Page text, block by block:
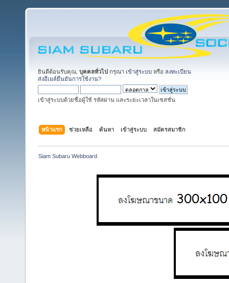
ยินดีต้อนรับคุณ, บุคคลทั่วไป กรุณา เข้าสู่ระบบ หรือ ลงทะเบียน
ส่งอีเมล์ยืนยันการใช้งาน?
เข้าสู่ระบบด้วยชื่อผู้ใช้ รหัสผ่าน และระยะเวลาในเซสชั่น
หน้าแรก ช่วยเหลือ ค้นหา เข้าสู่ระบบ สมัครสมาชิก
Siam Subaru Webboard